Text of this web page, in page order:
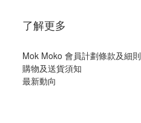
了解更多
Mok Moko 會員計劃條款及細則
購物及送貨須知
最新動向